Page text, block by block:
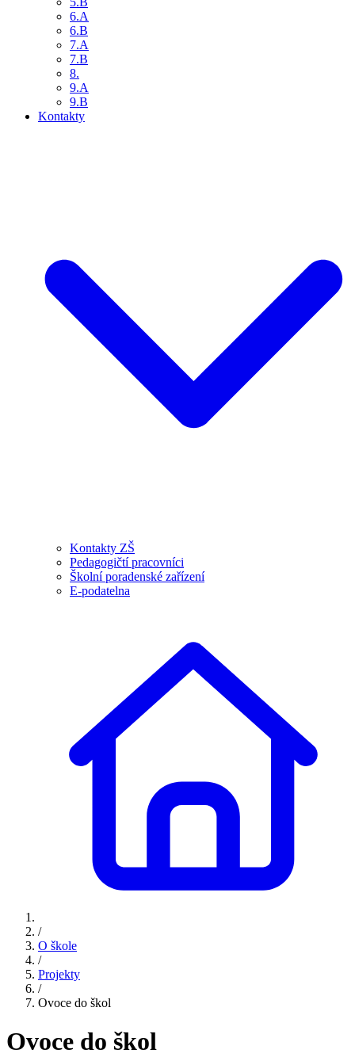
6.A
6.B
7.A
7.B
8.
9.A
9.B
Kontakty
Kontakty ZŠ
Pedagogičtí pracovníci
Školní poradenské zařízení
E-podatelna
/
O škole
/
Projekty
/
Ovoce do škol
Ovoce do škol